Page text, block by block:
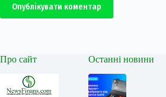
Опублікувати коментар
Про сайт Останні новини